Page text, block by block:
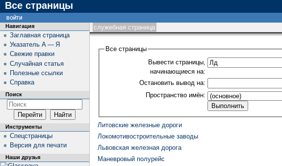
Все страницы
служебная страница
Все страницы
Вывести страницы,
начинающиеся на:
Остановить вывод на:
Пространство имён:
Литовские железные дороги
Локомотивостроительные заводы
Львовская железная дорога
Маневровый полурейс
Навигация
Заглавная страница
Указатель А — Я
Свежие правки
Случайная статья
Полезные ссылки
Справка
Поиск
Инструменты
Спецстраницы
Версия для печати
Наши друзья
войти